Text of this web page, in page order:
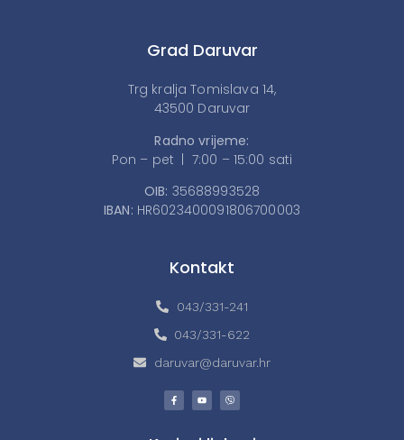
Grad Daruvar
Trg kralja Tomislava 14,
43500 Daruvar
Radno vrijeme:
Pon – pet | 7:00 – 15:00 sati
OIB: 35688993528
IBAN: HR6023400091806700003
Kontakt
043/331-241
043/331-622
daruvar@daruvar.hr